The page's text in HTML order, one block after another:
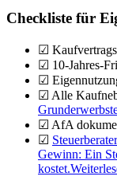
Checkliste für
☑
☑ 10-Jahres-
☑
☑ Alle
☑ AfA
☑ Steuerberater
Gewinn: Ein
kostet.